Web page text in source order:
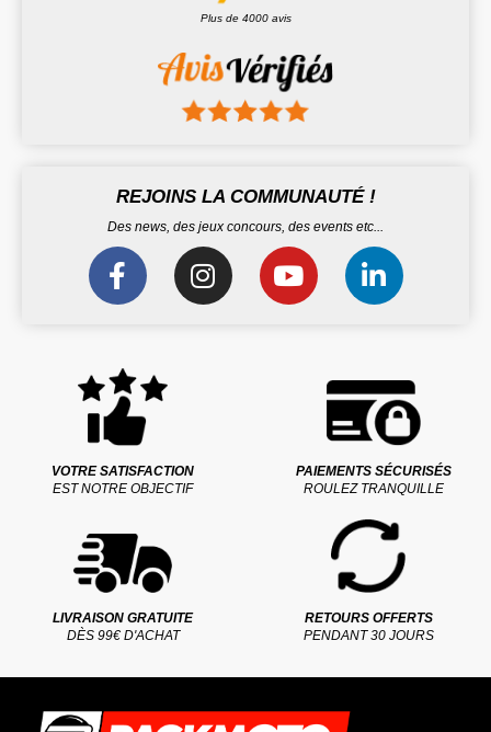
Plus de 4000 avis
REJOINS LA COMMUNAUTÉ !
Des news, des jeux concours, des events etc...
VOTRE SATISFACTION
EST NOTRE OBJECTIF
PAIEMENTS SÉCURISÉS
ROULEZ TRANQUILLE
LIVRAISON GRATUITE
DÈS 99€ D'ACHAT
RETOURS OFFERTS
PENDANT 30 JOURS